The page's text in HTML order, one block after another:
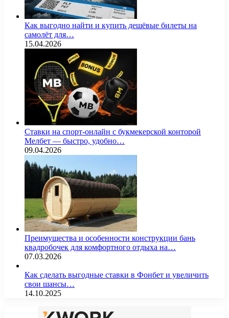
Как выгодно найти и купить дешёвые билеты на
самолёт для…
15.04.2026
Ставки на спорт-онлайн с букмекерской конторой
Мелбет — быстро, удобно…
09.04.2026
Преимущества и особенности конструкции бань
квадробочек для комфортного отдыха на…
07.03.2026
Как сделать выгодные ставки в Фонбет и увеличить
свои шансы…
14.10.2025